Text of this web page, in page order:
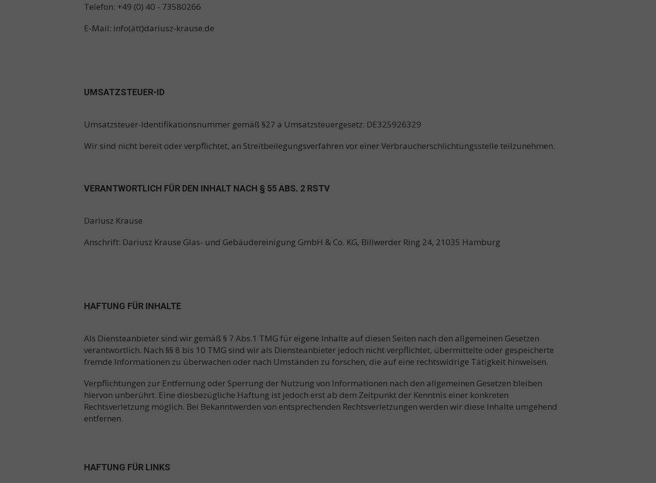
Telefon: +49 (0) 40 - 73580266
E-Mail: info(ätt)dariusz-krause.de
UMSATZSTEUER-ID
Umsatzsteuer-Identifikationsnummer gemäß §27 a Umsatzsteuergesetz: DE325926329
Wir sind nicht bereit oder verpflichtet, an Streitbeilegungsverfahren vor einer Verbraucherschlichtungsstelle teilzunehmen.
VERANTWORTLICH FÜR DEN INHALT NACH § 55 ABS. 2 RSTV
Dariusz Krause
Anschrift: Dariusz Krause Glas- und Gebäudereinigung GmbH & Co. KG, Billwerder Ring 24, 21035 Hamburg
HAFTUNG FÜR INHALTE
Als Diensteanbieter sind wir gemäß § 7 Abs.1 TMG für eigene Inhalte auf diesen Seiten nach den allgemeinen Gesetzen
verantwortlich. Nach §§ 8 bis 10 TMG sind wir als Diensteanbieter jedoch nicht verpflichtet, übermittelte oder gespeicherte
fremde Informationen zu überwachen oder nach Umständen zu forschen, die auf eine rechtswidrige Tätigkeit hinweisen.
Verpflichtungen zur Entfernung oder Sperrung der Nutzung von Informationen nach den allgemeinen Gesetzen bleiben
hiervon unberührt. Eine diesbezügliche Haftung ist jedoch erst ab dem Zeitpunkt der Kenntnis einer konkreten
Rechtsverletzung möglich. Bei Bekanntwerden von entsprechenden Rechtsverletzungen werden wir diese Inhalte umgehend
entfernen.
HAFTUNG FÜR LINKS